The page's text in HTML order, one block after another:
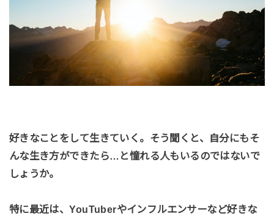
好きなことをして生きていく。そう聞くと、自分にもそ
んな生き方ができたら…と憧れる人もいるのではないで
しょうか。
特に最近は、YouTuberやインフルエンサーなど好きな